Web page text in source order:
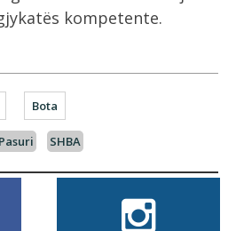
kompetente.
Bota
Pasuri SHBA